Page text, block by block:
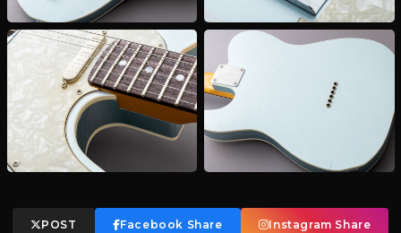
POST Facebook Share Instagram Share